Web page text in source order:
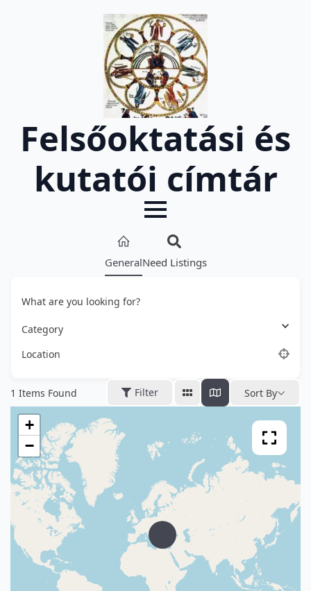
Felsőoktatási és
kutatói címtár
GeneralNeed Listings
What are you looking for?
Category
Location
1 Items Found Filter Sort By
+
−